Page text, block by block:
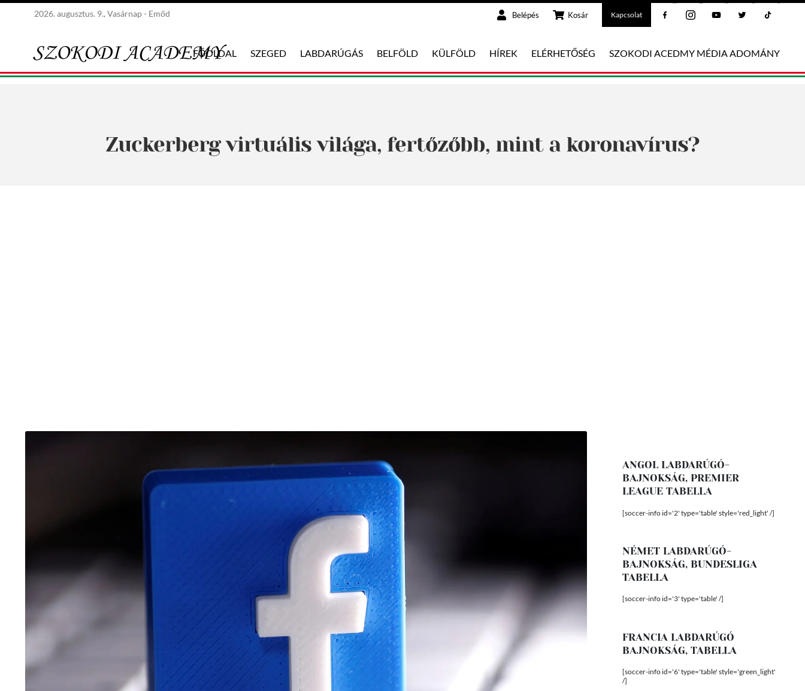
2026. augusztus. 9., Vasárnap - Emőd Belépés Kosár Kapcsolat
FŐOLDAL SZEGED LABDARÚGÁS BELFÖLD KÜLFÖLD HÍREK ELÉRHETŐSÉG SZOKODI ACEDMY MÉDIA ADOMÁNY
Zuckerberg virtuális világa, fertőzőbb, mint a koronavírus?
ANGOL LABDARÚGÓ-
BAJNOKSÁG, PREMIER
LEAGUE TABELLA
[soccer-info id='2' type='table' style='red_light' /]
NÉMET LABDARÚGÓ-
BAJNOKSÁG, BUNDESLIGA
TABELLA
[soccer-info id='3' type='table' /]
FRANCIA LABDARÚGÓ
BAJNOKSÁG, TABELLA
[soccer-info id='6' type='table' style='green_light'
/]